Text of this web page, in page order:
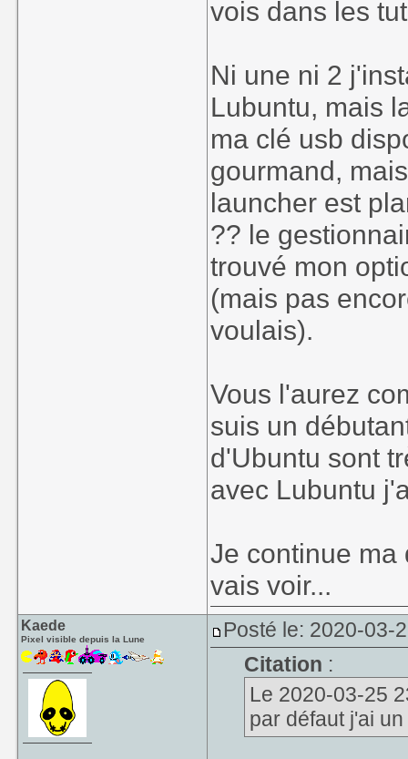
vois dans les
Ni une ni 2
Lubuntu, mais
ma clé usb
gourmand,
launcher est
?? le
trouvé mon
(mais pas
voulais).
Vous l'aurez
suis un
d'Ubuntu sont
avec Lubuntu
Je continue ma
vais voir...
Kaede
Pixel visible depuis la Lune
Posté le: 2020-03-
Citation :
Le 2020-03-25
par défaut j'ai